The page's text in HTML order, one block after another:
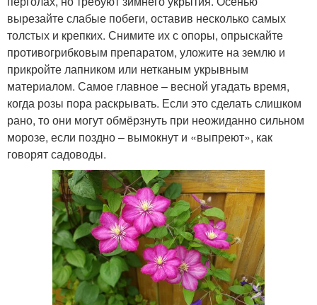
вырезайте слабые побеги, оставив несколько самых
толстых и крепких. Снимите их с опоры, опрыскайте
противогрибковым препаратом, уложите на землю и
прикройте лапником или нетканым укрывным
материалом. Самое главное – весной угадать время,
когда розы пора раскрывать. Если это сделать слишком
рано, то они могут обмёрзнуть при неожиданно сильном
морозе, если поздно – вымокнут и «выпреют», как
говорят садоводы.